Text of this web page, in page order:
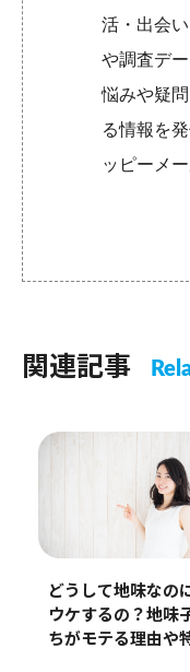
活・出会
や調査デ
悩みや疑
る情報
ッピーメ
関連記事
どうして地味なの
ウケするの？地味
ちがモテる理由や